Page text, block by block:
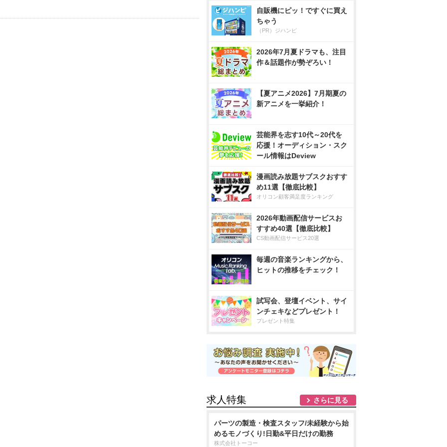
自販機にピッ！ですぐに買え
ちゃう
（PR）ジハンピ
2026年7月夏ドラマも、注目
作＆話題作が勢ぞろい！
【夏アニメ2026】7月期夏の
新アニメを一挙紹介！
芸能界を志す10代～20代を
応援！オーディション・スク
ール情報はDeview
漫画読み放題サブスクおすす
め11選【徹底比較】
オリコン顧客満足度ランキング
2026年動画配信サービスお
すすめ40選【徹底比較】
CS動画配信サービス20選
毎週の音楽ランキングから、
ヒットの推移をチェック！
試写会、登壇イベント、サイ
ンチェキなどプレゼント！
プレゼント特集
求人特集 さらに見る
パーツの製造・検査スタッフ/未経験から始
めるモノづくり!日勤&平日だけの勤務
株式会社トーコー